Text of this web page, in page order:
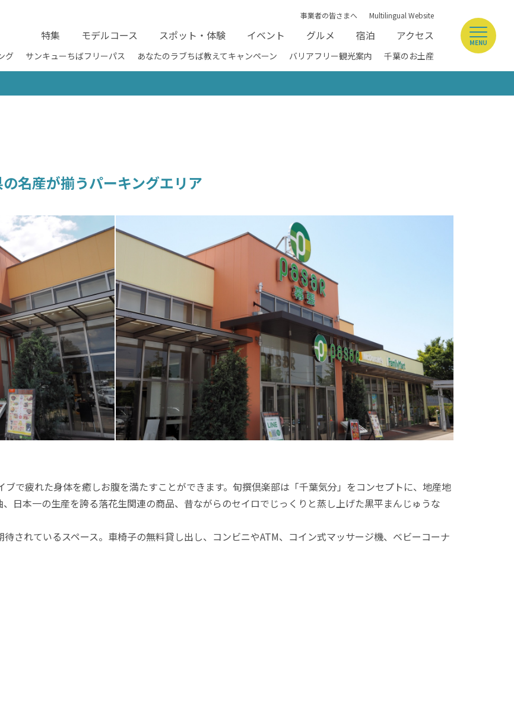
事業者の皆さまへ Multilingual Website
特集 モデルコース スポット・体験 イベント グルメ 宿泊 アクセス
グ サンキューちばフリーパス あなたのラブちば教えてキャンペーン バリアフリー観光案内 千葉のお土産
MENU
名産が揃うパーキングエリア
で疲れた身体を癒しお腹を満たすことができます。旬撰倶楽部は「千葉気分」をコンセプトに、地産地
日本一の生産を誇る落花生関連の商品、昔ながらのセイロでじっくりと蒸し上げた黒平まんじゅうな
されているスペース。車椅子の無料貸し出し、コンビニやATM、コイン式マッサージ機、ベビーコーナ